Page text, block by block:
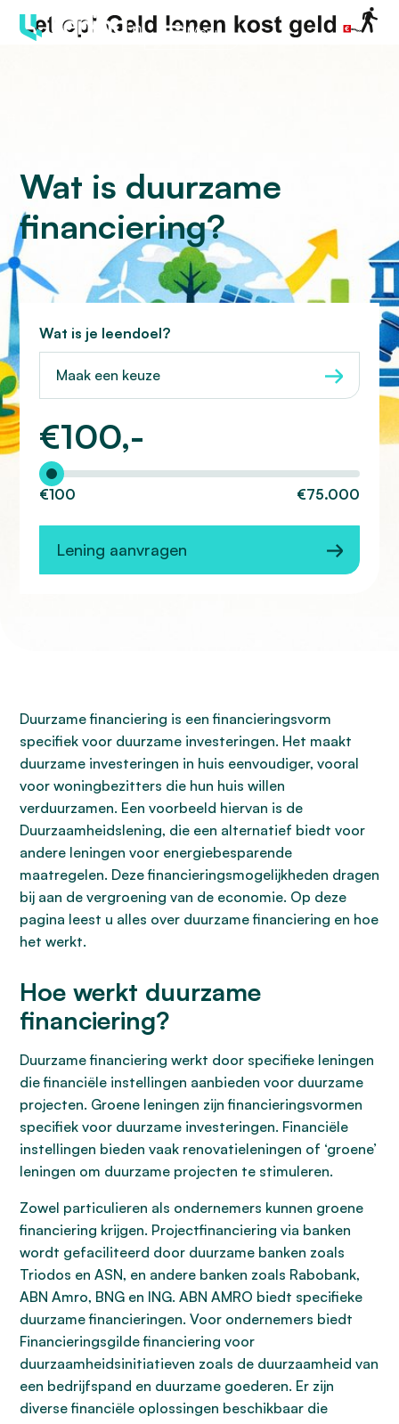
Menu
Wat is duurzame
financiering?
Wat is je leendoel?
Maak een keuze
€100,-
Hoeveel wilt u lenen?
€100 €75.000
Lening aanvragen
Duurzame financiering is een financieringsvorm
specifiek voor duurzame investeringen. Het maakt
duurzame investeringen in huis eenvoudiger, vooral
voor woningbezitters die hun huis willen
verduurzamen. Een voorbeeld hiervan is de
Duurzaamheidslening, die een alternatief biedt voor
andere leningen voor energiebesparende
maatregelen. Deze financieringsmogelijkheden dragen
bij aan de vergroening van de economie. Op deze
pagina leest u alles over duurzame financiering en hoe
het werkt.
Hoe werkt duurzame
financiering?
Duurzame financiering werkt door specifieke leningen
die financiële instellingen aanbieden voor duurzame
projecten. Groene leningen zijn financieringsvormen
specifiek voor duurzame investeringen. Financiële
instellingen bieden vaak renovatieleningen of ‘groene’
leningen om duurzame projecten te stimuleren.
Zowel particulieren als ondernemers kunnen groene
financiering krijgen. Projectfinanciering via banken
wordt gefaciliteerd door duurzame banken zoals
Triodos en ASN, en andere banken zoals Rabobank,
ABN Amro, BNG en ING. ABN AMRO biedt specifieke
duurzame financieringen. Voor ondernemers biedt
Financieringsgilde financiering voor
duurzaamheidsinitiatieven zoals de duurzaamheid van
een bedrijfspand en duurzame goederen. Er zijn
diverse financiële oplossingen beschikbaar die